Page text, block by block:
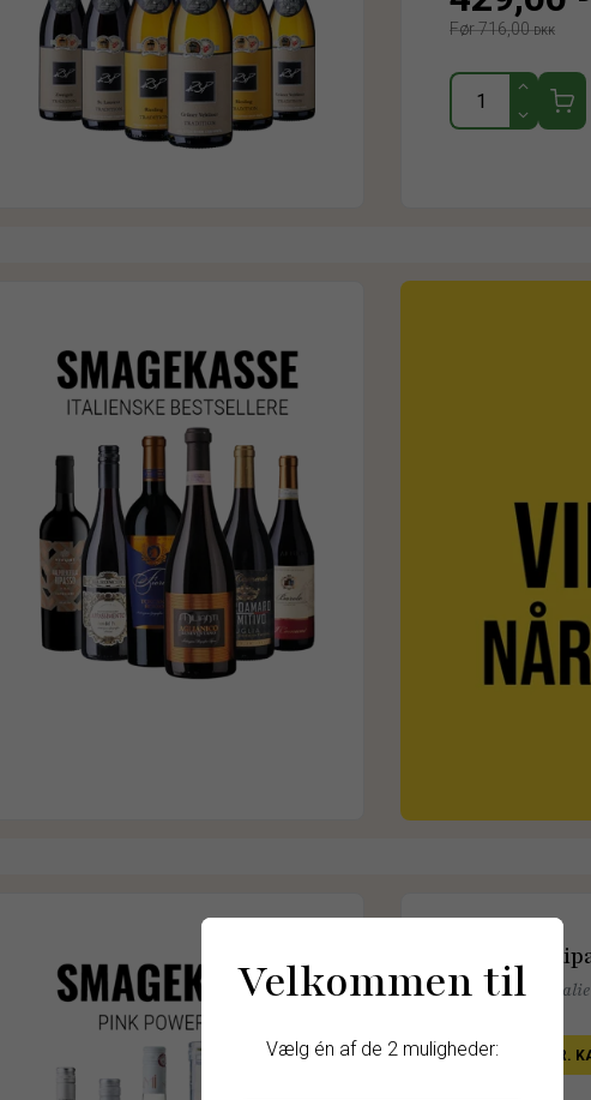
Velkommen til
Vælg én af de 2 muligheder:
Før 716,00DKK
Amarone
Valpolicella,
SPAR 615,- PR.